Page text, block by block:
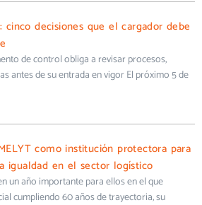
cinco decisiones que el cargador debe
de control obliga a revisar procesos,
antes de su entrada en vigor El próximo 5 de
como institución protectora para
igualdad en el sector logístico
un año importante para ellos en el que
cumpliendo 60 años de trayectoria, su